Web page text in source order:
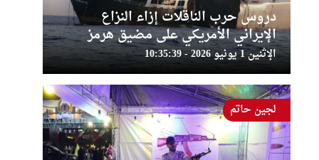
دروس حرب الناقلات إزاء النزاع
الإيراني الأمريكي على مضيق هرمز
الإثنين 1 يونيو 2026 - 10:35:39
لجين حاتم